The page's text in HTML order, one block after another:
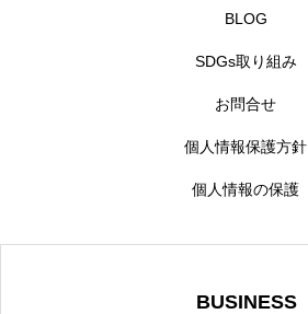
BLOG
SDGs取り組み
お問合せ
個人情報保護方針
個人情報の保護
BUSINESS